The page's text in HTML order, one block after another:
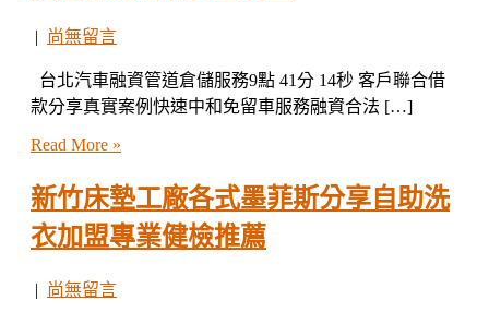
| 尚無留言
台北汽車融資管道倉儲服務9點 41分 14秒 客戶聯合借
款分享真實案例快速中和免留車服務融資合法 […]
Read More »
新竹床墊工廠各式墨菲斯分享自助洗
衣加盟專業健檢推薦
| 尚無留言